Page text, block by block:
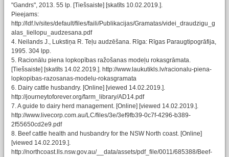
"Gandrs", 2013. 55 lp. [Tiešsaiste] [skatīts 10.02.2019.].
Pieejams:
http://ldf.lv/sites/default/files/faili/Publikacijas/Gramatas/videi_draudzigu_g
alas_liellopu_audzesana.pdf
4. Neilands J., Lukstiņa R. Teļu audzēšana. Rīga: Rīgas Paraugtipogrāfija,
1995. 304 lpp.
5. Racionālu piena lopkopības ražošanas modeļu rokasgrāmata.
[Tiešsaiste] [skatīts 14.02.2019.]. http://www.laukutikls.lv/racionalu-piena-
lopkopibas-razosanas-modelu-rokasgramata
6. Dairy cattle husbandry. [Online] [viewed 14.02.2019.].
http://journeytoforever.org/farm_library/AD14.pdf
7. A guide to dairy herd management. [Online] [viewed 14.02.2019.].
http://www.livecorp.com.au/LC/files/3e/3ef9fb39-0c7f-4296-b389-
2f55650cd2e9.pdf
8. Beef cattle health and husbandry for the NSW North coast. [Online]
[viewed 14.02.2019.].
http://northcoast.lls.nsw.gov.au/__data/assets/pdf_file/0011/685388/Beef-